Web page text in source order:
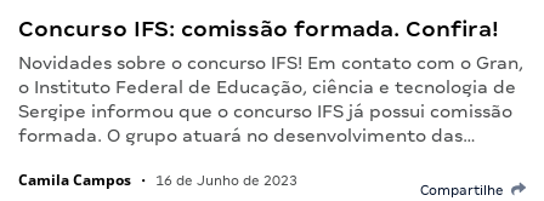
Concurso IFS: comissão formada. Confira!
Novidades sobre o concurso IFS! Em contato com o Gran,
o Instituto Federal de Educação, ciência e tecnologia de
Sergipe informou que o concurso IFS já possui comissão
formada. O grupo atuará no desenvolvimento das…
Camila Campos • 16 de Junho de 2023
Compartilhe